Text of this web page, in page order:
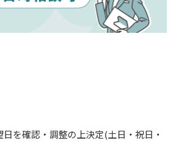
を確認・調整の上決定(土日・祝日・